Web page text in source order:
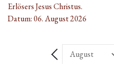
Erlösers Jesus Christus.
Datum:06. August 2026
Zurück - Monat
Monat